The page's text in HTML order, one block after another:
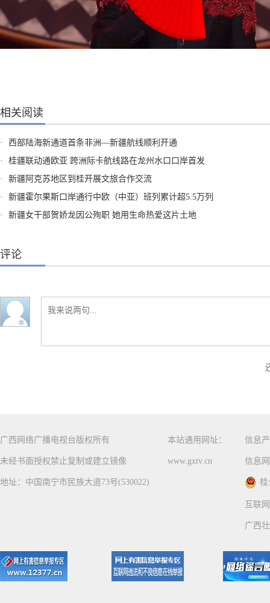
相关阅读
·
西部陆海新通道首条非洲—新疆航线顺利开通
·
桂疆联动通欧亚 跨洲际卡航线路在龙州水口口岸首发
·
新疆阿克苏地区到桂开展文旅合作交流
·
新疆霍尔果斯口岸通行中欧（中亚）班列累计超5.5万列
·
新疆女干部贺娇龙因公殉职 她用生命热爱这片土地
评论
广西网络广播电视台版权所有
未经书面授权禁止复制或建立镜像
地址：中国南宁市民族大道73号(530022)
本站通用网址：
www.gxtv.cn
信息
信息
桂
互联
广西